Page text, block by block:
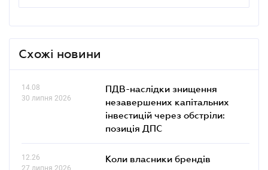
Схожі новини
14.08
30 липня 2026
ПДВ-наслідки знищення
незавершених капітальних
інвестицій через обстріли:
позиція ДПС
12.26
27 липня 2026
Коли власники брендів